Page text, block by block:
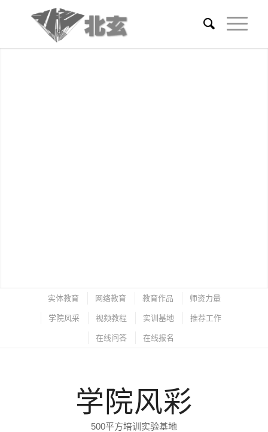
实体教育 网络教育 教育作品 师资力量
学院风采 视频教程 实训基地 推荐工作
在线问答 在线报名
学院风彩
500平方培训实验基地